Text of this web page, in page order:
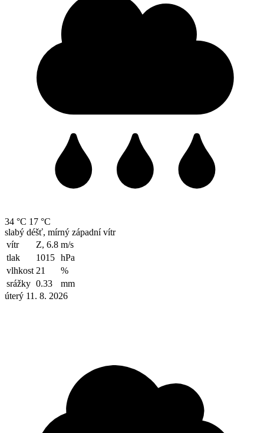
34 °C 17 °C
slabý déšť, mírný západní vítr
vítr
Z, 6.8 m/s
tlak
1015 hPa
vlhkost 21
%
srážky 0.33
mm
úterý 11. 8. 2026